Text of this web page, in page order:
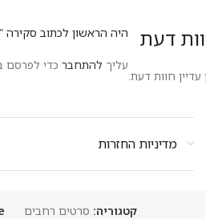
דעת
עדיין חוות דעת.
היה הראשון לכתוב סקירה
עליך להתחבר כדי לפרסם
מדיניות החזרות
קטגוריה: סרטים רחבים